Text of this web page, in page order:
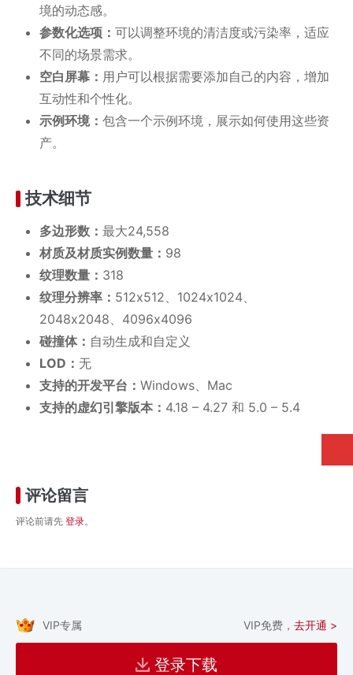
境的动态感。
参数化选项： 可以调整环境的清洁度或污染率，适应
不同的场景需求。
空白屏幕： 用户可以根据需要添加自己的内容，增加
互动性和个性化。
示例环境： 包含一个示例环境，展示如何使用这些资
产。
技术细节
多边形数： 最大24,558
材质及材质实例数量： 98
纹理数量： 318
纹理分辨率： 512x512、1024x1024、
2048x2048、4096x4096
碰撞体： 自动生成和自定义
LOD： 无
支持的开发平台： Windows、Mac
支持的虚幻引擎版本： 4.18 – 4.27 和 5.0 – 5.4
评论留言
评论前请先 登录。
VIP专属 VIP免费， 去开通 >
登录下载